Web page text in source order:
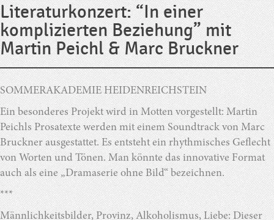
Literaturkonzert: “In einer
komplizierten Beziehung” mit
Martin Peichl & Marc Bruckner
SOMMERAKADEMIE HEIDENREICHSTEIN
Ein besonderes Projekt wird in Motten vorgestellt: Martin
Peichls Prosatexte werden mit einem Soundtrack von Marc
Bruckner ausgestattet. Es entsteht ein rhythmisches Geflecht
von Worten und Tönen. Man könnte das innovative Format
auch als eine „Dramaserie ohne Bild“ bezeichnen.
***
Männlichkeitsbilder, Provinz, Alkoholismus, Liebe: Dieser